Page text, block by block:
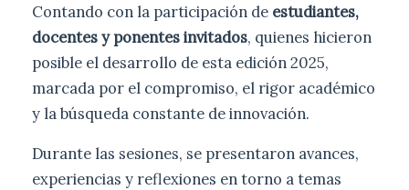
Contando con la participación de estudiantes,
docentes y ponentes invitados, quienes hicieron
posible el desarrollo de esta edición 2025,
marcada por el compromiso, el rigor académico
y la búsqueda constante de innovación.
Durante las sesiones, se presentaron avances,
experiencias y reflexiones en torno a temas